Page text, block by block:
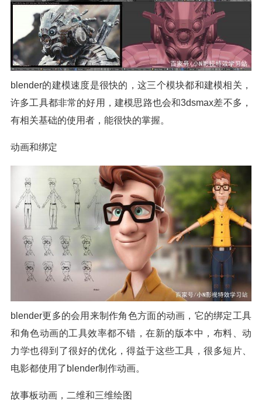
blender的建模速度是很快的，这三个模块都和建模相关，
许多工具都非常的好用，建模思路也会和3dsmax差不多，
有相关基础的使用者，能很快的掌握。
动画和绑定
blender更多的会用来制作角色方面的动画，它的绑定工具
和角色动画的工具效率都不错，在新的版本中，布料、动
力学也得到了很好的优化，得益于这些工具，很多短片、
电影都使用了blender制作动画。
故事板动画，二维和三维绘图